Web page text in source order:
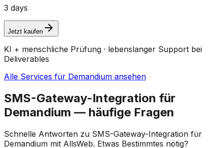
3 days
Jetzt kaufen
KI + menschliche Prüfung · lebenslanger Support bei
Deliverables
Alle Services für Demandium ansehen
SMS-Gateway-Integration für
Demandium — häufige Fragen
Schnelle Antworten zu SMS-Gateway-Integration für
Demandium mit AllsWeb. Etwas Bestimmtes nötig?